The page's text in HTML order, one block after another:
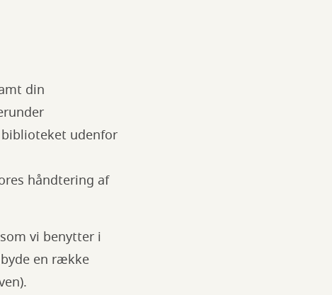
din
udenfor
håndtering af
vi benytter i
en række